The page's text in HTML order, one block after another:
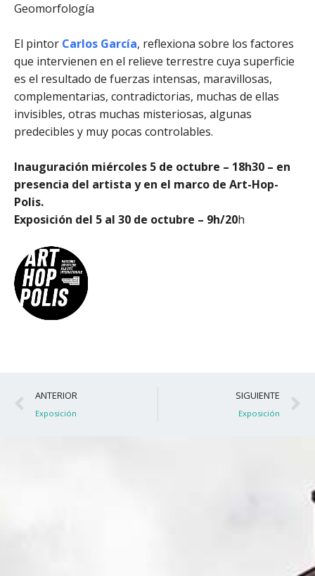
Geomorfología
El pintor Carlos García, reflexiona sobre los factores
que intervienen en el relieve terrestre cuya superficie
es el resultado de fuerzas intensas, maravillosas,
complementarias, contradictorias, muchas de ellas
invisibles, otras muchas misteriosas, algunas
predecibles y muy pocas controlables.
Inauguración miércoles 5 de octubre – 18h30 – en
presencia del artista y en el marco de Art-Hop-
Polis.
Exposición del 5 al 30 de octubre – 9h/20h
Ant
ANTERIOR
Exposición
SIGUIENTE
Exposición